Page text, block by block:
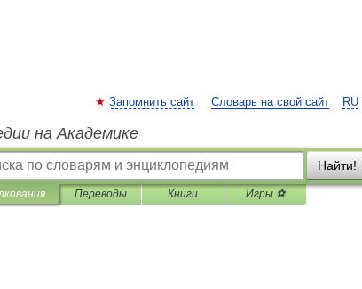
RU
Запомнить сайт Словарь на свой сайт
на Академике
Найти!
Переводы Книги Игры ⚽